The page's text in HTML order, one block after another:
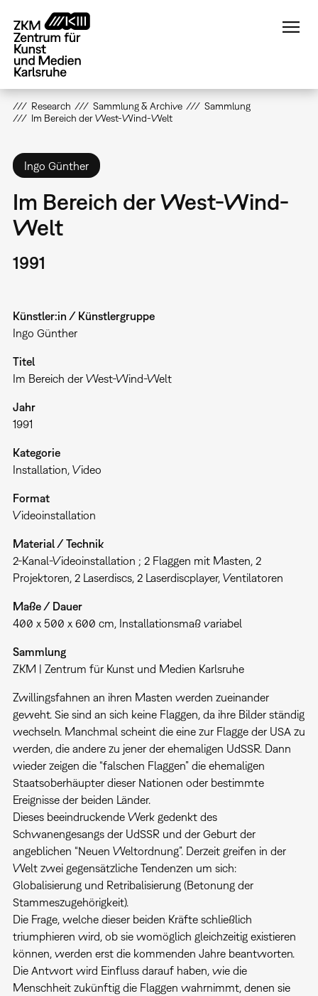
zum
Inhalt
Research Sammlung & Archive
Sammlung
Im Bereich der West-Wind-Welt
Ingo Günther
Im Bereich der West-Wind-
Welt
1991
Künstler:in / Künstlergruppe
Ingo Günther
Titel
Im Bereich der West-Wind-Welt
Jahr
1991
Kategorie
Installation Video
Format
Videoinstallation
Material / Technik
2-Kanal-Videoinstallation ; 2 Flaggen mit Masten, 2
Projektoren, 2 Laserdiscs, 2 Laserdiscplayer, Ventilatoren
Maße / Dauer
400 x 500 x 600 cm, Installationsmaß variabel
Sammlung
ZKM | Zentrum für Kunst und Medien Karlsruhe
Zwillingsfahnen an ihren Masten werden zueinander
geweht. Sie sind an sich keine Flaggen, da ihre Bilder ständig
wechseln. Manchmal scheint die eine zur Flagge der USA zu
werden, die andere zu jener der ehemaligen UdSSR. Dann
wieder zeigen die “falschen Flaggen” die ehemaligen
Staatsoberhäupter dieser Nationen oder bestimmte
Ereignisse der beiden Länder.
Dieses beeindruckende Werk gedenkt des
Schwanengesangs der UdSSR und der Geburt der
angeblichen “Neuen Weltordnung”. Derzeit greifen in der
Welt zwei gegensätzliche Tendenzen um sich:
Globalisierung und Retribalisierung (Betonung der
Stammeszugehörigkeit).
Die Frage, welche dieser beiden Kräfte schließlich
triumphieren wird, ob sie womöglich gleichzeitig existieren
können, werden erst die kommenden Jahre beantworten.
Die Antwort wird Einfluss darauf haben, wie die
Menschheit zukünftig die Flaggen wahrnimmt, denen sie